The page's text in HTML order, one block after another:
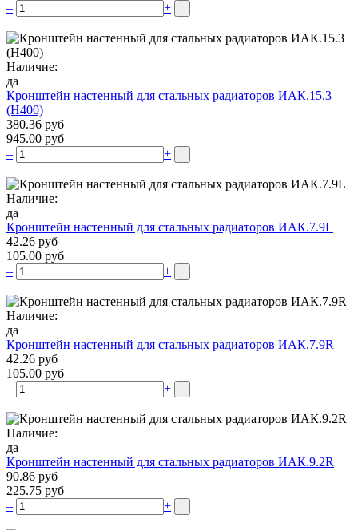
–
+
Наличие:
да
Кронштейн настенный для стальных радиаторов ИАК.15.3
(H400)
380.36 руб
945.00 руб
–
+
Наличие:
да
Кронштейн настенный для стальных радиаторов ИАК.7.9L
42.26 руб
105.00 руб
–
+
Наличие:
да
Кронштейн настенный для стальных радиаторов ИАК.7.9R
42.26 руб
105.00 руб
–
+
Наличие:
да
Кронштейн настенный для стальных радиаторов ИАК.9.2R
90.86 руб
225.75 руб
–
+